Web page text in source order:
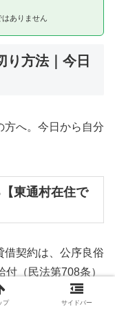
ありません
り方法｜今日
方へ。今日から自分
東通村在住で
借契約は、公序良俗
（民法第708条）
通村在住であって
プ サイドバー